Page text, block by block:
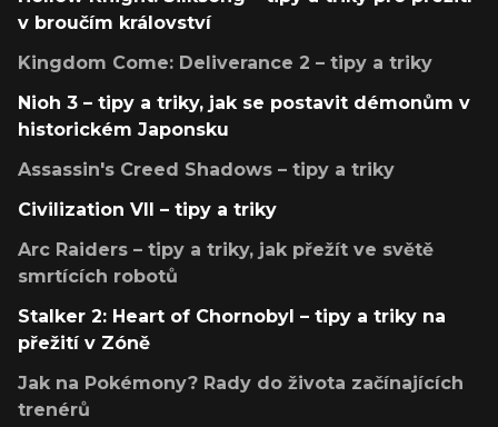
v broučím království
Kingdom Come: Deliverance 2 – tipy a triky
Nioh 3 – tipy a triky, jak se postavit démonům v
historickém Japonsku
Assassin's Creed Shadows – tipy a triky
Civilization VII – tipy a triky
Arc Raiders – tipy a triky, jak přežít ve světě
smrtících robotů
Stalker 2: Heart of Chornobyl – tipy a triky na
přežití v Zóně
Jak na Pokémony? Rady do života začínajících
trenérů